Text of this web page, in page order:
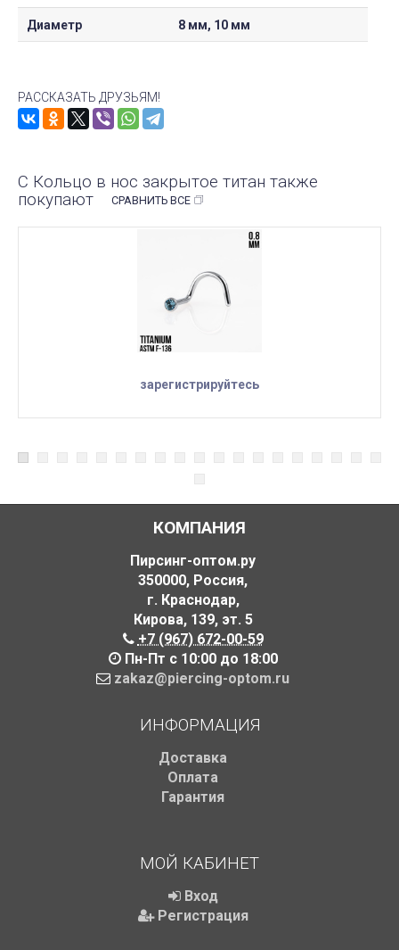
Диаметр 8 мм, 10 мм
РАССКАЗАТЬ ДРУЗЬЯМ!
С Кольцо в нос закрытое титан также
покупают
СРАВНИТЬ ВСЕ
зарегистрируйтесь
КОМПАНИЯ
Пирсинг-оптом.ру
350000, Россия,
г. Краснодар,
Кирова, 139, эт. 5
+7 (967) 672-00-59
Пн-Пт с 10:00 до 18:00
zakaz@piercing-optom.ru
ИНФОРМАЦИЯ
Доставка
Оплата
Гарантия
МОЙ КАБИНЕТ
Вход
Регистрация